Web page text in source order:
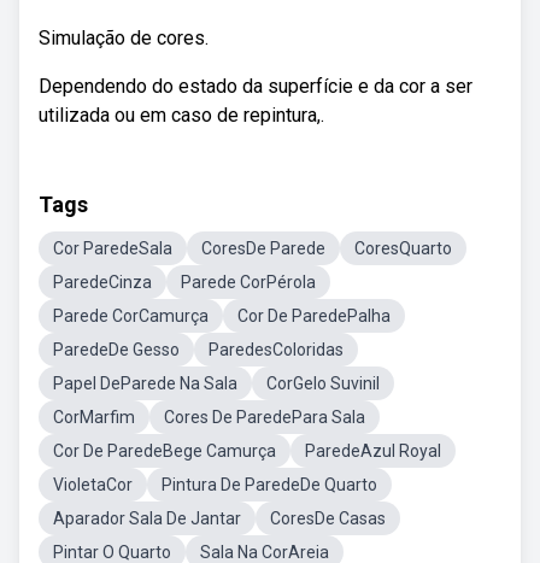
Simulação de cores.
Dependendo do estado da superfície e da cor a ser
utilizada ou em caso de repintura,.
Tags
Cor ParedeSala CoresDe Parede
CoresQuarto
ParedeCinza
Parede CorPérola
Parede CorCamurça
Cor De ParedePalha
ParedeDe Gesso
ParedesColoridas
Papel DeParede Na Sala
CorGelo Suvinil
CorMarfim
Cores De ParedePara Sala
Cor De ParedeBege Camurça
ParedeAzul Royal
VioletaCor
Pintura De ParedeDe Quarto
Aparador Sala De Jantar
CoresDe Casas
Pintar O Quarto
Sala Na CorAreia